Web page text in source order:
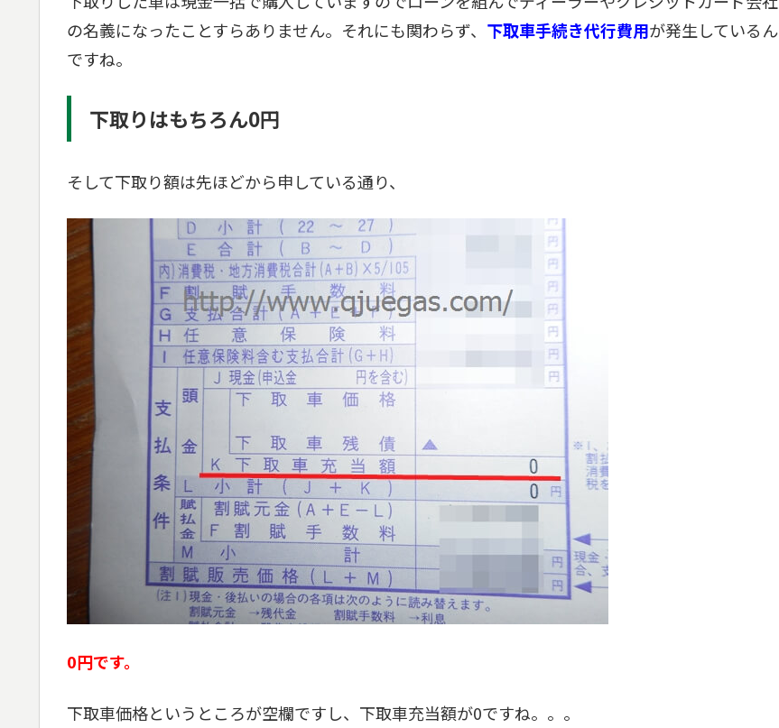
の名義になったことすらありません。それにも関わらず、 下取車手続き代行費用が発生しているん
ですね。
下取りはもちろん0円
そして下取り額は先ほどから申している通り、
0円です。
下取車価格というところが空欄ですし、下取車充当額が0ですね。。。